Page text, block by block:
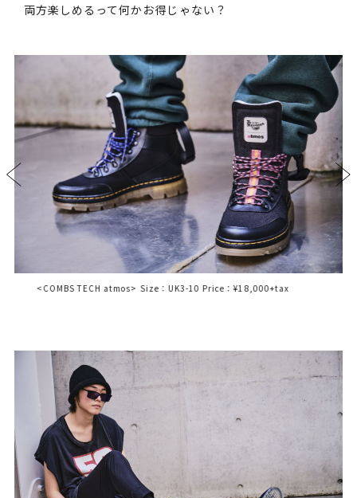
両方楽しめるって何かお得じゃない？
<COMBS TECH atmos> Size：UK3-10 Price：¥18,000+tax